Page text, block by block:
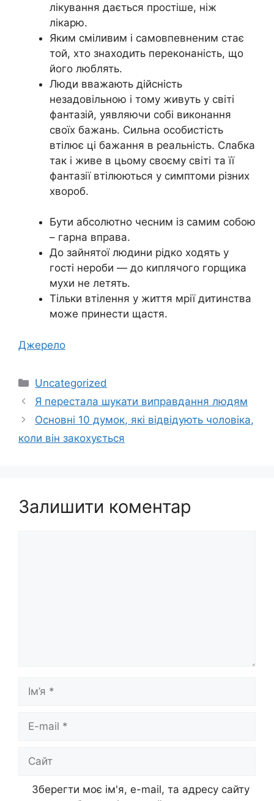
лікування дається простіше, ніж
лікарю.
Яким сміливим і самовпевненим стає
той, хто знаходить переконаність, що
його люблять.
Люди вважають дійсність
незадовільною і тому живуть у світі
фантазій, уявляючи собі виконання
своїх бажань. Сильна особистість
втілює ці бажання в реальність. Слабка
так і живе в цьому своєму світі та її
фантазії втілюються у симптоми різних
хвороб.
Бути абсолютно чесним із самим собою
– гарна вправа.
До зайнятої людини рідко ходять у
гості нероби — до киплячого горщика
мухи не летять.
Тільки втілення у життя мрії дитинства
може принести щастя.
Джерело
Категорії
Uncategorized
Я перестала шукати виправдання людям
Основні 10 думок, які відвідують чоловіка,
коли він закохується
Залишити коментар
mail
Зберегти моє ім'я, e-mail, та адресу сайту